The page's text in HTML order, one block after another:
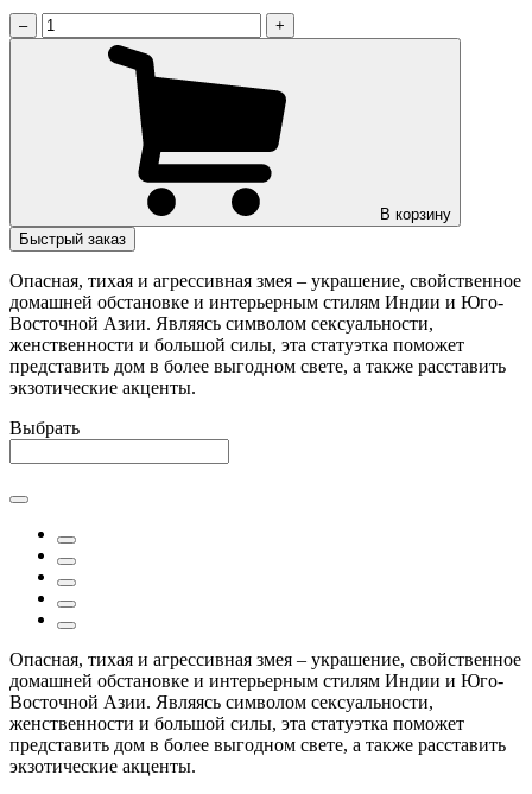
– +
В корзину
Быстрый заказ
Опасная, тихая и агрессивная змея – украшение, свойственное
домашней обстановке и интерьерным стилям Индии и Юго-
Восточной Азии. Являясь символом сексуальности,
женственности и большой силы, эта статуэтка поможет
представить дом в более выгодном свете, а также расставить
экзотические акценты.
Выбрать
Опасная, тихая и агрессивная змея – украшение, свойственное
домашней обстановке и интерьерным стилям Индии и Юго-
Восточной Азии. Являясь символом сексуальности,
женственности и большой силы, эта статуэтка поможет
представить дом в более выгодном свете, а также расставить
экзотические акценты.